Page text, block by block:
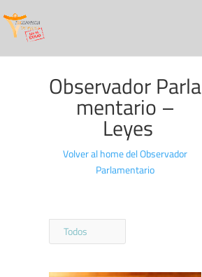
Observador Parla
mentario –
Leyes
Volver al home del Observador
Parlamentario
Todos